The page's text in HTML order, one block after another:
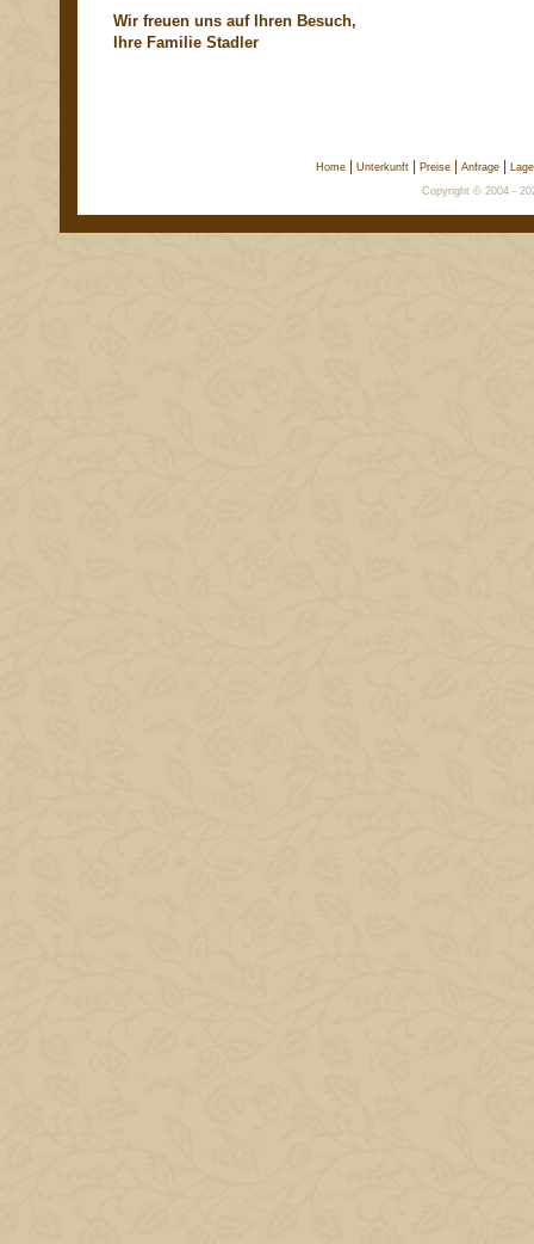
Wir freuen uns auf Ihren Besuch,
Ihre Familie Stadler
Home Unterkunft Preise Anfrage
Copyright © 2004 -